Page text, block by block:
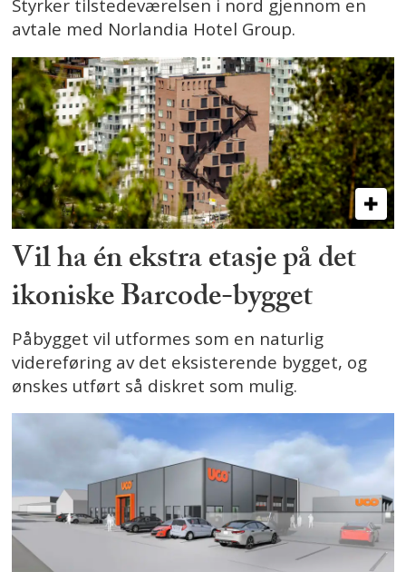
Styrker tilstedeværelsen i nord gjennom en
avtale med Norlandia Hotel Group.
Vil ha én ekstra etasje på det
ikoniske Barcode-bygget
Påbygget vil utformes som en naturlig
videreføring av det eksisterende bygget, og
ønskes utført så diskret som mulig.